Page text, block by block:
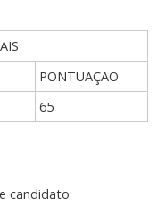
PONTUAÇÃO
65
candidato: